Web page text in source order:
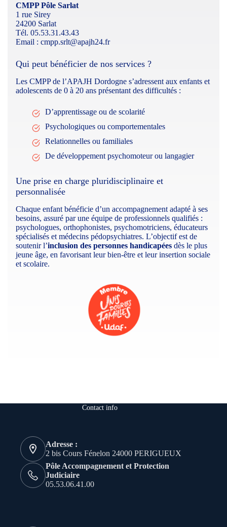
CMPP Pôle Sarlat
1 rue Sirey
24200 Sarlat
Tél. 05.53.31.43.43
Email : cmpp.srlt@apajh24.fr
Qui peut bénéficier de nos services ?
Les CMPP de l’APAJH Dordogne s’adressent aux enfants et
adolescents de 0 à 20 ans présentant des difficultés :
D’apprentissage ou de scolarité
Psychologiques ou comportementales
Relationnelles ou familiales
De développement psychomoteur ou langagier
Une prise en charge pluridisciplinaire et
personnalisée
Chaque enfant bénéficie d’un accompagnement adapté à ses
besoins, assuré par une équipe de professionnels qualifiés :
psychologues, orthophonistes, psychomotriciens, éducateurs
spécialisés et médecins pédopsychiatres. L’objectif est de
soutenir l’inclusion des personnes handicapées dès le plus
jeune âge, en favorisant leur bien-être et leur insertion sociale
et scolaire.
Contact info
Adresse :
2 bis Cours Fénelon 24000 PERIGUEUX
Pôle Accompagnement et Protection
Judiciaire
05.53.06.41.00